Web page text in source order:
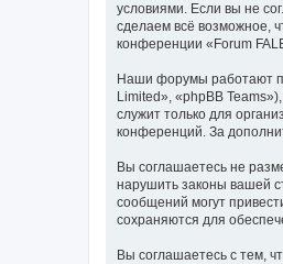
условиями. Если вы не
сделаем всё возможное,
конференции «Forum
Наши форумы работают
Limited», «phpBB
служит только для
конференций. За
Вы соглашаетесь не
нарушить законы вашей
сообщений могут
сохраняются для
Вы соглашаетесь с тем,